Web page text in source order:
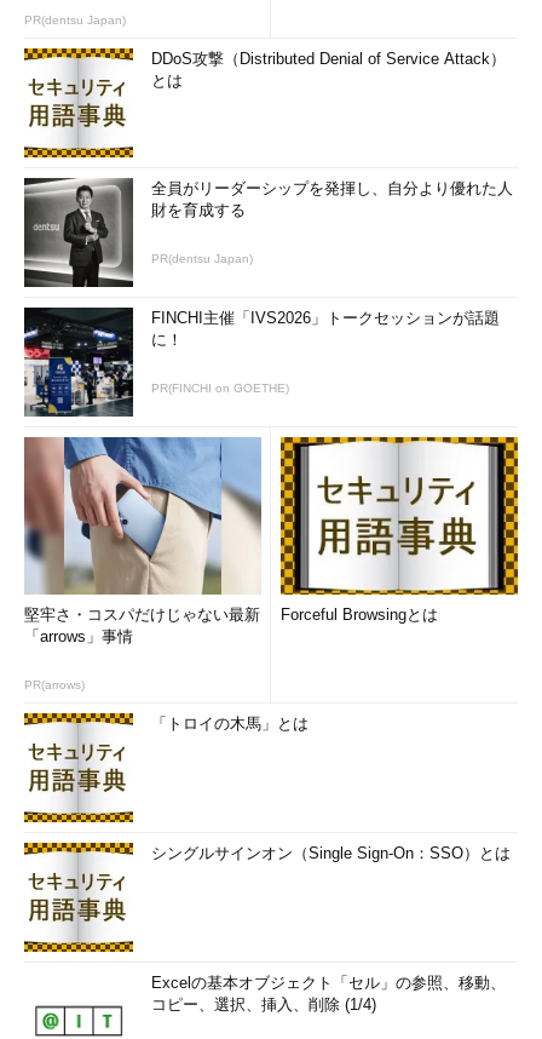
PR(dentsu Japan)
DDoS攻撃（Distributed Denial of Service Attack）
とは
全員がリーダーシップを発揮し、自分より優れた人
財を育成する
PR(dentsu Japan)
FINCHI主催「IVS2026」トークセッションが話題
に！
PR(FINCHI on GOETHE)
堅牢さ・コスパだけじゃない最新
「arrows」事情
PR(arrows)
Forceful Browsingとは
「トロイの木馬」とは
シングルサインオン（Single Sign-On：SSO）とは
Excelの基本オブジェクト「セル」の参照、移動、
コピー、選択、挿入、削除 (1/4)